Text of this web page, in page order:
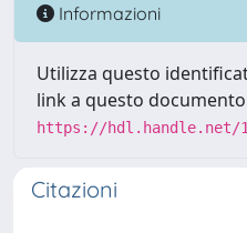
Informazioni
Utilizza questo
link a questo
https://hdl.handle.net/
Citazioni